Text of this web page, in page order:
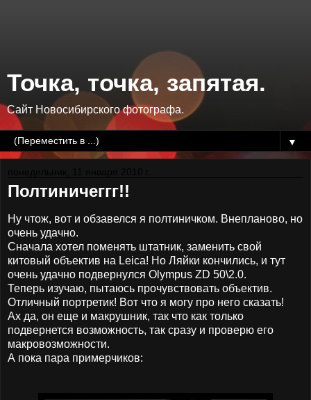
Точка, точка, запятая.
Сайт Новосибирского фотографа.
▼
Полтиничеггг!!
Ну чтож, вот и обзавелся я полтиничком. Внепланово, но
очень удачно.
Сначала хотел поменять штатник, заменить свой
китовый объектив на Leica! Но Ляйки кончились, и тут
очень удачно подвернулся Olympus ZD 50\2.0.
Теперь изучаю, пытаюсь прочувствовать объектив.
Отличный портретик! Вот что я могу про него сказать!
Ах да, он еще и макрушник, так что как только
подвернется возможность, так сразу и проверю его
макровозможности.
А пока пара примерчиков: